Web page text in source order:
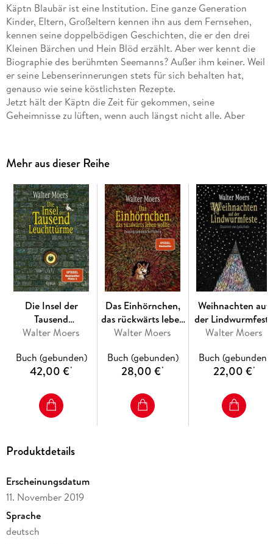
Käptn Blaubär ist eine Institution. Eine ganze Generation
Kinder, Eltern, Großeltern kennen ihn aus dem Fernsehen,
kennen seine doppelbödigen Geschichten, die er den drei
Kleinen Bärchen und Hein Blöd erzählt. Aber wer kennt die
Biographie des berühmten Seemanns? Außer ihm keiner. Weil
er seine Lebenserinnerungen stets für sich behalten hat,
genauso wie seine köstlichsten Rezepte.
Jetzt hält der Käptn die Zeit für gekommen, seine
Geheimnisse zu lüften, wenn auch längst nicht alle. Aber
kühnes Unterfangen von epischen Ausmaß' und erklärt dies
damit, daß 'früher alles viel größer war - natürlich auch die
Abenteuer'.
Der große internationale Bestseller - komplett in Farbe
Ein Blaubär, wie ihn keiner kennt, entführt in eine Welt, in der
Phantasie und Humor auf abenteuerliche Weise außer
Kontrolle geraten sind: Auf dem Kontinent Zamonien sind
Sandstürme viereckig und Intelligenz ist eine übertragbare
Krankheit, hinter jeder Idylle lauert eine tödliche Gefahr und
es hausen dort all jene Wesen, die aus dem normalen Leben
verbannt sind. In dreizehneinhalb Lebensabschnitten kämpft
sich der blaue Bär durch ein märchenhaftes Reich, in dem
alles möglich ist - außer Langeweile.
Folgende weitere Zamonienromane sind bislang erschienen:
Ensel und Krete
Rumo & die Wunder im Dunkeln
Der Schrecksenmeister
Das Labyrinth der Träumenden Bücher
Prinzessin Insomnia & der alptraumfarbene Nachtmahr
Weihnachten auf der Lindwurmfeste
Mehr aus dieser Reihe
Die Insel der
Tausend
Leuchttürme
Walter Moers
Buch (gebunden)
42,00 €*
Das Einhörnchen,
das rückwärts leben
wollte
Walter Moers
Buch (gebunden)
28,00 €*
Weihnachten auf
der
Walter Moers
Buch (gebunden)
22,00 €*
Produktdetails
Erscheinungsdatum
11. November 2019
Sprache
deutsch